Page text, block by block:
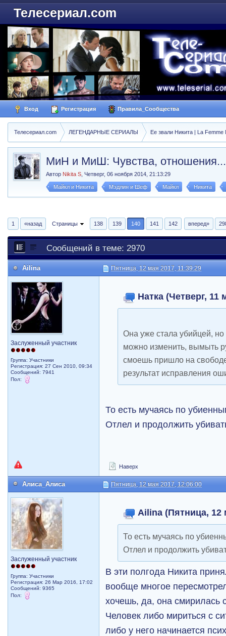
Телесериал.com
Вход Регистрация Правила_Сообщества
Телесериал.com ЛЕГЕНДАРНЫЕ СЕРИАЛЫ Ее звали Никита | La Femme
МиН и МиШ: Чувства,
Автор Nikita S ,Четверг, 06 ноября 2014, 21:13:29
Майкл и Никита Мэдлин и Шеф Майкл Никита
1 «назад Страницы 138 139 140 141 142 вперед»
Сообщений в теме: 2970
Ailina Пятница, 12 мая 2017, 11:39:29
Заслуженный участник
Группа: Участники
Регистрация: 27 Сен 2010, 09:34
Сообщений: 7941
Пол:
Натка (Четверг, 11
Она уже стала убийцей,
можно изменить, вымыть
смоешь пришло на
результат исправления
То есть мучаясь по
Отлел и продолжить
Наверх
Алиса_Алиса Пятница, 12 мая 2017, 12:06:00
Заслуженный участник
Группа: Участники
Регистрация: 26 Мар 2016, 17:02
Сообщений: 9365
Пол:
Ailina (Пятница, 12
То есть мучаясь по
Отлел и продолжить
В эти полгода Никита
вообще многое
хочешь, да, она смирилась
Человек либо мириться с
либо у него начинается